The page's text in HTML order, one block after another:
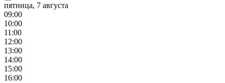
пятница, 7 августа
09:00
10:00
11 :00
12:00
13:00
14:00
15:00
16:00